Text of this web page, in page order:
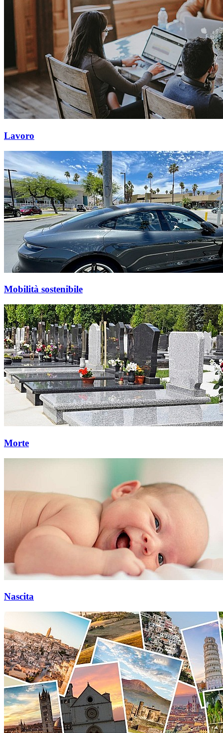
Lavoro
Mobilità sostenibile
Morte
Nascita